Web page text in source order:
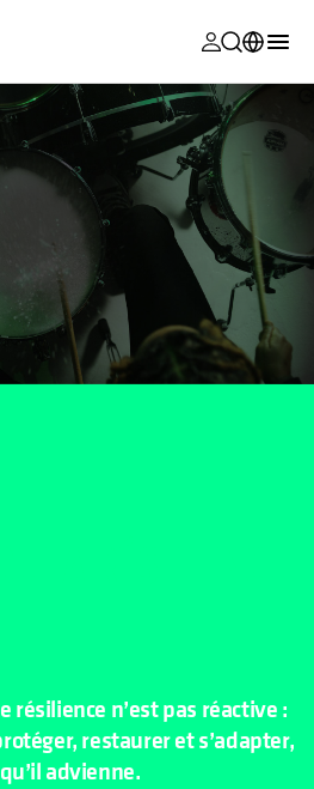
MyCohesity
s’ouvre
Helios
s’ouvre
Alta
s’ouvre
Assistance
s’ouvre
produit
s’ouvre
Academy
s’ouvre
s’ouvre
s’ouvre
Français
English (U.S.)
Deutsch (Germany)
日本語 (Japan)
Português (Brazil)
한국어 (South
résilience n’est pas réactive :
restaurer et s’adapter,
advienne.